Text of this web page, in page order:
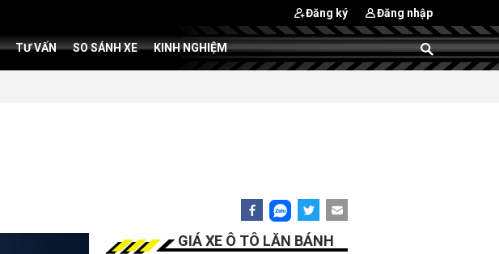
Đăng ký Đăng nhập
TƯ VẤN SO SÁNH XE KINH NGHIỆM
GIÁ XE Ô TÔ LĂN BÁNH